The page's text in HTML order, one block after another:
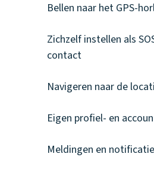
Bellen naar het GPS-
Zichzelf instellen als
contact
Navigeren naar de
Eigen profiel- en
Meldingen en